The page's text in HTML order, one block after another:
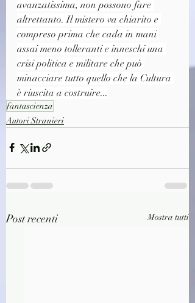
avanzatissima, non possono fare
altrettanto. Il mistero va chiarito e
compreso prima che cada in mani
assai meno tolleranti e inneschi una
crisi politica e militare che può
minacciare tutto quello che la Cultura
è riuscita a costruire...
fantascienza
Autori Stranieri
Post recenti Mostra tutti